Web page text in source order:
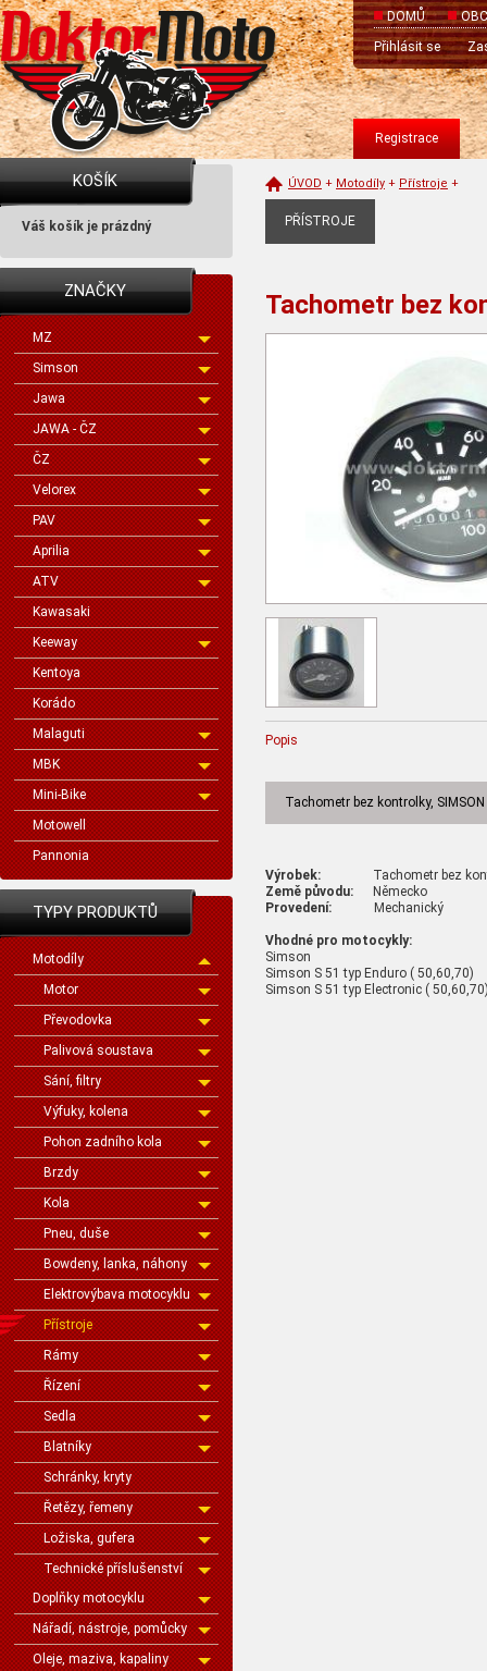
DOMŮ
Přihlásit se
Registrace
KOŠÍK
Váš košík je prázdný
ZNAČKY
MZ
Simson
Jawa
JAWA - ČZ
ČZ
Velorex
PAV
Aprilia
ATV
Kawasaki
Keeway
Kentoya
Korádo
Malaguti
MBK
Mini-Bike
Motowell
Pannonia
TYPY PRODUKTŮ
Motodíly
Motor
Převodovka
Palivová soustava
Sání, filtry
Výfuky, kolena
Pohon zadního kola
Brzdy
Kola
Pneu, duše
Bowdeny, lanka, náhony
Elektrovýbava motocyklu
Přístroje
Rámy
Řízení
Sedla
Blatníky
Schránky, kryty
Řetězy, řemeny
Ložiska, gufera
Technické příslušenství
Doplňky motocyklu
Nářadí, nástroje, pomůcky
Oleje, maziva, kapaliny
ÚVOD + Motodíly + Přístroje +
PŘÍSTROJE
Tachometr bez
Popis
Tachometr bez kontrolky, SIMSON
Výrobek: Tachometr bez
Země původu: Německo
Provedení: Mechanický
Vhodné pro motocykly:
Simson
Simson S 51 typ Enduro ( 50,60,70)
Simson S 51 typ Electronic (